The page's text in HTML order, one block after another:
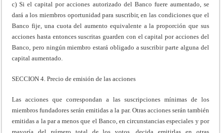
c) Si el capital por acciones autorizado del Banco fuere aumentado, se
dará a los miembros oportunidad para suscribir, en las condiciones que el
Banco fije, una cuota del aumento equivalente a la proporción que sus
acciones hasta entonces suscritas guarden con el capital por acciones del
Banco, pero ningún miembro estará obligado a suscribir parte alguna del
capital aumentado.
SECCION 4. Precio de emisión de las acciones
Las acciones que correspondan a las suscripciones mínimas de los
miembros fundadores serán emitidas a la par. Otras acciones serán también
emitidas a la par a menos que el Banco, en circunstancias especiales y por